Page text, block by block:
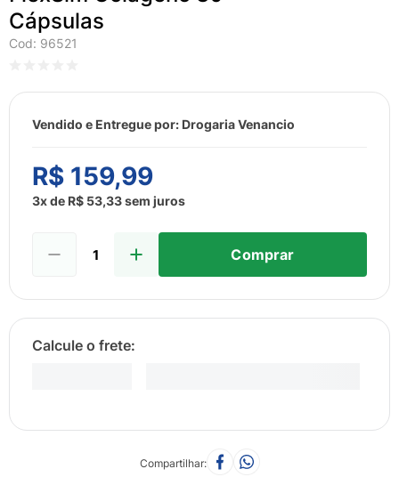
Cápsulas
Cod: 96521
Vendido e Entregue por: Drogaria Venancio
R$ 159,99
3x de R$ 53,33sem juros
Comprar
Compartilhar
protetor solar
lenço umedecido
10º fralda